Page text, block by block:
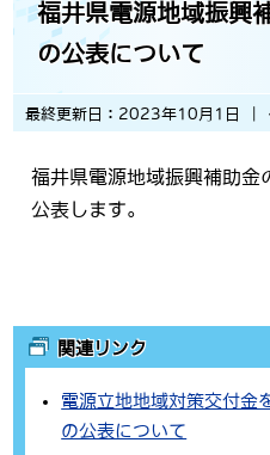
福井県電源地域振興
の公表について
最終更新日：2023年10月1日
福井県電源地域振興補助金
公表します。
関連リンク
電源立地地域対策交付金
の公表について